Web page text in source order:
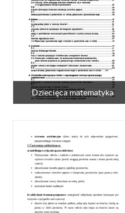
Dziecięca matematyka